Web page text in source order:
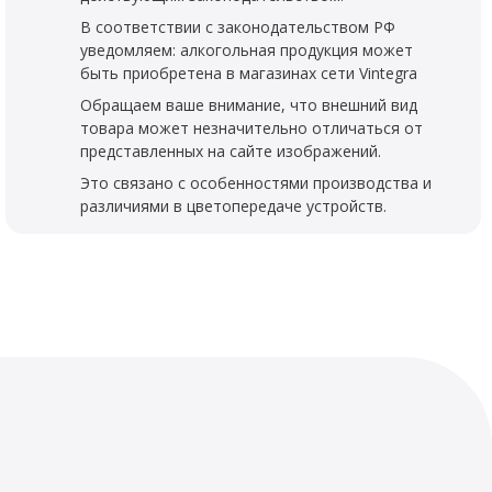
В соответствии с законодательством РФ
уведомляем: алкогольная продукция может
быть приобретена в магазинах сети Vintegra
Обращаем ваше внимание, что внешний вид
товара может незначительно отличаться от
представленных на сайте изображений.
Это связано с особенностями производства и
различиями в цветопередаче устройств.